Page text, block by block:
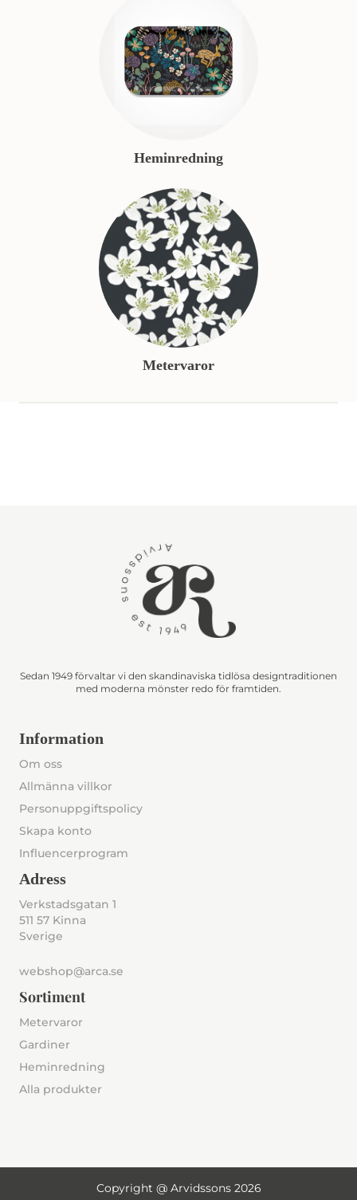
Heminredning
Metervaror
Sedan 1949 förvaltar vi den skandinaviska tidlösa designtraditionen
med moderna mönster redo för framtiden.
Information
Om oss
Allmänna villkor
Personuppgiftspolicy
Skapa konto
Influencerprogram
Adress
Verkstadsgatan 1
511 57 Kinna
Sverige
webshop@arca.se
Sortiment
Metervaror
Gardiner
Heminredning
Alla produkter
Copyright @ Arvidssons 2026